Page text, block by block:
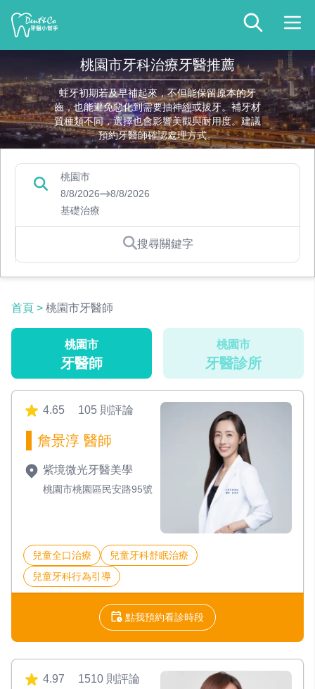
桃園市牙科治療牙醫推薦
蛀牙初期若及早補起來，不但能保留原本的牙
齒，也能避免惡化到需要抽神經或拔牙。補牙材
質種類不同，選擇也會影響美觀與耐用度。建議
預約牙醫師確認處理方式。
桃園市
8/8/2026
8/8/2026
基礎治療
搜尋關鍵字
首頁 > 桃園市牙醫師
桃園市
牙醫師
桃園市
牙醫診所
4.65 105 則評論
詹景淳 醫師
紫境微光牙醫美學
桃園市桃園區民安路95號
兒童全口治療
兒童牙科舒眠治療
兒童牙科行為引導
點我預約看診時段
4.97 1510 則評論